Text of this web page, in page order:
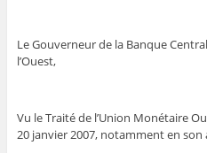
Le Gouverneur de la Banque
l’Ouest,
Vu le Traité de l’Union Monétaire
20 janvier 2007, notamment en son